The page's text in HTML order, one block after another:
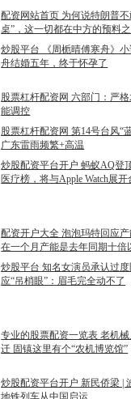
配资网站首页 为何说特朗普
桌”，这一切都在中方的预料
炒股平台 《周栀晴傅寒舟》
舟结婚五年，终于怀孕了
股票杠杆配资网 六部门：严
能调控
股票杠杆配资网 第14号台风“
广东雷雨频繁+高温
炒股配资平台开户 蚂蚁AQ登
医疗榜，将与Apple Watch展开
配资开户大全 泡泡玛特回应
在一个月产能是去年同期十倍
炒股平台 知名女演员承认过
应“吊梢眼”：眉毛完全动不了
专业的股票配资一览表 老机
迁 固镇这里有个“农机博览馆”
炒股配资平台开户 新民侨梁 |
地铁列车从中国启运